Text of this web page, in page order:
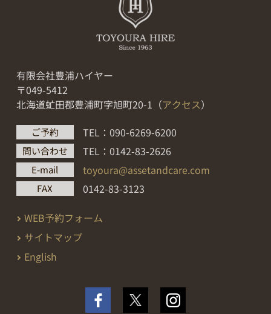
有限会社豊浦ハイヤー
〒049-5412
北海道虻田郡豊浦町字旭町20-1（アクセス）
ご予約 TEL：090-6269-6200
問い合わせ TEL：0142-83-2626
E-mail toyoura@assetandcare.com
FAX
0142-83-3123
WEB予約フォーム
サイトマップ
English